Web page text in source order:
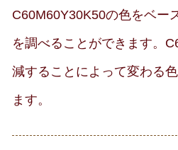
C60M60Y30K50の色をベー
を調べることができます。
減することによって変わる
ます。